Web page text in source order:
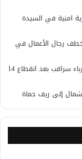
امنية في السيدة
رجال الأعمال في
وزير الطاقة السوري: بدء تاهيل شبكة كهرباء سراقب بعد انقطاع 14